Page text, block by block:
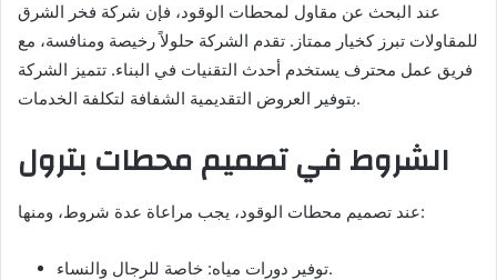
عند البحث عن مقاول لمحطات الوقود، فإن شركة فخر الشرق
للمقاولات تبرز كخيار ممتاز. تقدم الشركة حلولاً رخيصة ومنافسة، مع
فريق عمل محترف يستخدم أحدث التقنيات في البناء. تتميز الشركة
بتوفير العروض التقديمية الشفافة لتكلفة الخدمات.
الشروط في تصميم محطات بترول
عند تصميم محطات الوقود، يجب مراعاة عدة شروط، ومنها:
توفير دورات مياه: خاصة للرجال والنساء.